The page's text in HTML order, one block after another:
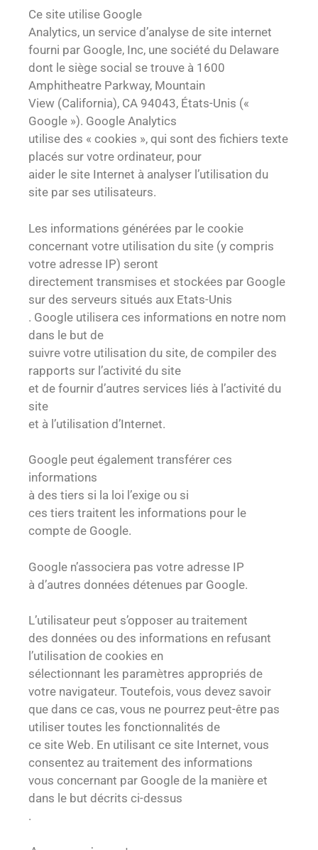
Ce site utilise Google
Analytics, un service d’analyse de site internet
fourni par Google, Inc, une société du Delaware
dont le siège social se trouve à 1600
Amphitheatre Parkway, Mountain
View (California), CA 94043, États-Unis («
Google »). Google Analytics
utilise des « cookies », qui sont des fichiers texte
placés sur votre ordinateur, pour
aider le site Internet à analyser l’utilisation du
site par ses utilisateurs.
Les informations générées par le cookie
concernant votre utilisation du site (y compris
votre adresse IP) seront
directement transmises et stockées par Google
sur des serveurs situés aux Etats-Unis
. Google utilisera ces informations en notre nom
dans le but de
suivre votre utilisation du site, de compiler des
rapports sur l’activité du site
et de fournir d’autres services liés à l’activité du
site
et à l’utilisation d’Internet.
Google peut également transférer ces
informations
à des tiers si la loi l’exige ou si
ces tiers traitent les informations pour le
compte de Google.
Google n’associera pas votre adresse IP
à d’autres données détenues par Google.
L’utilisateur peut s’opposer au traitement
des données ou des informations en refusant
l’utilisation de cookies en
sélectionnant les paramètres appropriés de
votre navigateur. Toutefois, vous devez savoir
que dans ce cas, vous ne pourrez peut-être pas
utiliser toutes les fonctionnalités de
ce site Web. En utilisant ce site Internet, vous
consentez au traitement des informations
vous concernant par Google de la manière et
dans le but décrits ci-dessus
.